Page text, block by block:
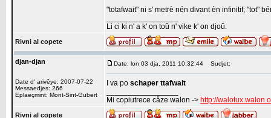
"totafwait" ni s' metrè nén divant èn infinitif; "tot"
Li ci ki n' a k' on toû n' vike k' on djoû.
Rivni al copete
djan-djan
Date d' arivêye: 2007-07-22
Messaedjes: 266
Eplaeçmint: Mont-Sint-Gubert
Date: lon 03 dja, 2011 10:32:44 Sudjet:
I va po schaper ttafwait
Mi copiutrece cåze walon -> http://
Rivni al copete